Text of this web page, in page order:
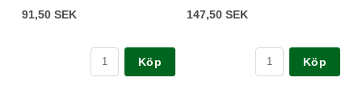
91,50 SEK
Köp
147,50 SEK
Köp